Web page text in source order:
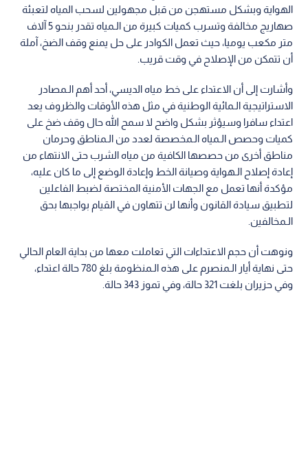
الهواية وبشكل مستهجن من قبل مجهولين لسحب المياه لتعبئة
صهاريج مخالفة وتسرب كميات كبيرة من الـمياه تقدر بنحو 5 آلاف
متر مكعب يوميا، حيث تعمل الكوادر على حل يمنع وقف الضخ، آملة
أن تتمكن من الإصلاح في وقت قريب.
وأشارت إلى أن الاعتداء على خط مياه الديسي، أحد أهم الـمصادر
الاستراتيجية الـمائية الوطنية في مثل هذه الأوقات والظروف يعد
اعتداء سافرا وسيؤثر بشكل واضح لا سمح الله حال وقف ضخ على
كميات وحصص الـمياه الـمخصصة لعدد من الـمناطق وحرمان
مناطق أخرى من حصصها الكافية من مياه الشرب حتى الانتهاء من
إعادة إصلاح الـهواية وصيانة الخط وإعادة الوضع إلى ما كان عليه،
مؤكدة أنها تعمل مع الجهات الأمنية المختصة لضبط الفاعلين
لتطبيق سيادة القانون وأنها لن تتهاون في القيام بواجبها بحق
الـمخالفين.
ونوهت أن حجم الاعتداءات التي تعاملت معها من بداية العام الحالي
حتى نهاية أيار الـمنصرم على هذه الـمنظومة بلغ 780 حالة اعتداء،
وفي حزيران بلغت 321 حالة، وفي تموز 343 حالة.